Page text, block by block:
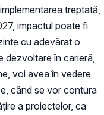
treptată,
impactul poate fi
cu adevărat o
dezvoltare în carieră,
voi avea în vedere
când se vor contura
a proiectelor, ca